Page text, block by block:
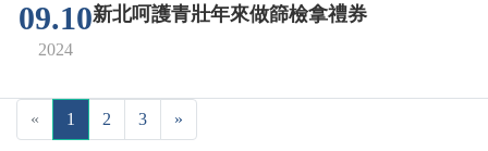
09.10
2024
新北呵護青壯年來做篩檢拿禮券
« 1 2 3 »